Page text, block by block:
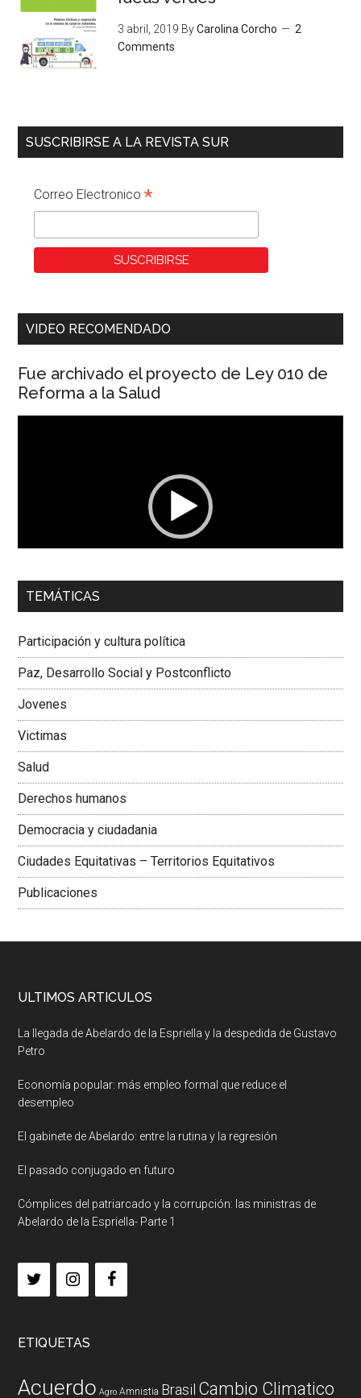
3 abril, 2019 ByCarolina Corcho
2
Comments
SUSCRIBIRSE A LA REVISTA SUR
Correo Electronico*
VIDEO RECOMENDADO
Fue archivado el proyecto de Ley 010 de
Reforma a la Salud
00:00 01:04
Dra. Carolina Corcho Mejía,Presidenta Corporación
Colombiana
TEMÁTICAS
Participación y cultura política
Paz, Desarrollo Social y Postconflicto
Jovenes
Victimas
Salud
Derechos humanos
Democracia y ciudadania
Ciudades Equitativas – Territorios Equitativos
Publicaciones
ULTIMOS ARTICULOS
La llegada de Abelardo de la Espriella y la despedida de Gustavo
Petro
Economía popular: más empleo formal que reduce el
desempleo
El gabinete de Abelardo: entre la rutina y la regresión
El pasado conjugado en futuro
Cómplices del patriarcado y la corrupción: las ministras de
Abelardo de la Espriella- Parte 1
ETIQUETAS
Acuerdo Agro Amnistia Brasil Cambio Climatico